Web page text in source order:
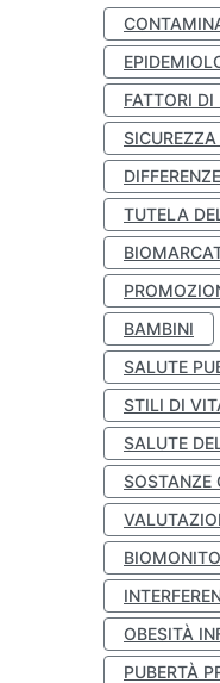
FATTORI DI
TUTELA
BAMBINI
SALUTE
STILI DI
SALUTE
SOSTANZE
OBESITÀ
PUBERTÀ